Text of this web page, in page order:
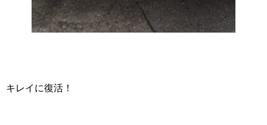
キレイに復活！